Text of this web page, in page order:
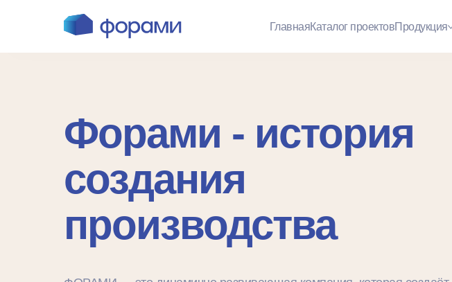
ГлавнаяКаталог проектовПродукция
Форами - история
создания
производства